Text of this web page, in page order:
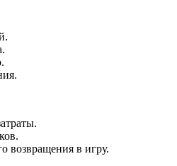
возвращения в игру.